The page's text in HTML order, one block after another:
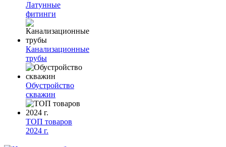
Латунные
фитинги
Канализационные
трубы
Обустройство
скважин
ТОП товаров
2024 г.